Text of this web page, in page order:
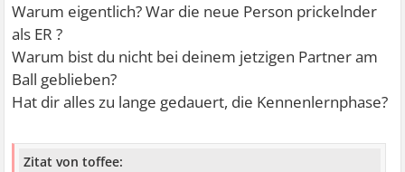
Warum eigentlich? War die neue Person prickelnder
als ER ?
Warum bist du nicht bei deinem jetzigen Partner am
Ball geblieben?
Hat dir alles zu lange gedauert, die Kennenlernphase?
Zitat von toffee: